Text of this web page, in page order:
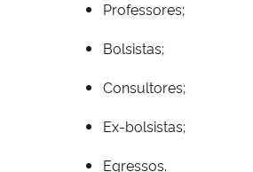
Professores;
Bolsistas;
Consultores;
Ex-bolsistas;
Egressos.